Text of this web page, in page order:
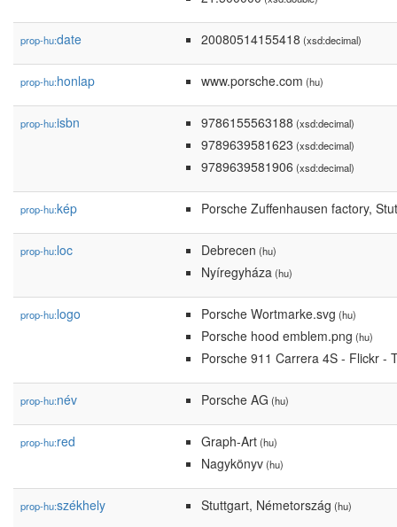
prop-hu:date 20080514155418 (xsd:decimal)
prop-hu:honlap www.porsche.com (hu)
prop-hu:isbn 9786155563188 (xsd:decimal)
9789639581623 (xsd:decimal)
9789639581906 (xsd:decimal)
prop-hu:kép Porsche Zuffenhausen factory,
prop-hu:loc Debrecen (hu)
Nyíregyháza(hu)
prop-hu:logo Porsche Wortmarke.svg (hu)
Porsche hood emblem.png (hu)
Porsche 911 Carrera 4S - Flickr -
prop-hu:név Porsche AG (hu)
prop-hu:red Graph-Art(hu)
Nagykönyv(hu)
prop-hu:székhely Stuttgart, Németország (hu)